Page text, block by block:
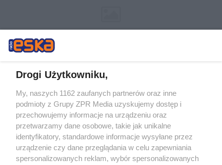
Żaden utwór zamieszczony w serwisie nie może być powielany i
rozpowszechniany lub dalej rozpowszechniany w jakikolwiek sposób (w
tym także elektroniczny lub mechaniczny) na jakimkolwiek polu
eksploatacji w jakiejkolwiek formie, włącznie z umieszczaniem w
Internecie bez pisemnej zgody właściciela praw. Jakiekolwiek użycie lub
wykorzystanie utworów w całości lub w części z naruszeniem prawa,
tzn. bez właściwej zgody, jest zabronione pod groźbą kary i może być
ścigane prawnie.
Drogi Użytkowniku,
My, naszych 1162 zaufanych partnerów oraz inne
podmioty z Grupy ZPR Media uzyskujemy dostęp i
przechowujemy informacje na urządzeniu oraz
przetwarzamy dane osobowe, takie jak unikalne
identyfikatory, standardowe informacje wysyłane przez
urządzenie czy dane przeglądania w celu zapewniania
spersonalizowanych reklam, wybór spersonalizowanych